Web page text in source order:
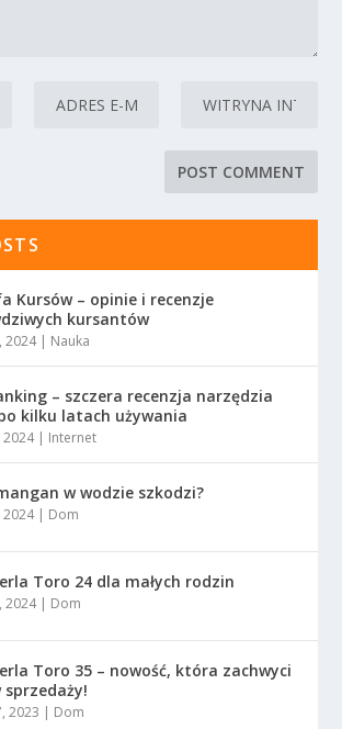
Kursów – opinie i recenzje
kursantów
2024| Nauka
– szczera recenzja narzędzia
po kilku latach używania
2024| Internet
w wodzie szkodzi?
2024| Dom
Toro 24 dla małych rodzin
2024| Dom
Toro 35 – nowość, która zachwyci
sprzedaży!
2023 | Dom